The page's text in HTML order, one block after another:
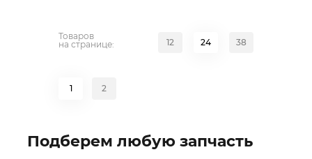
Товаров
на странице:
12 24 38
1 2
Подберем любую запчасть